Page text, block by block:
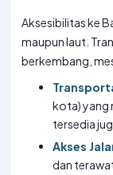
Aksesibilitas ke
maupun laut.
berkembang,
kota) yang
tersedia
Akses
dan